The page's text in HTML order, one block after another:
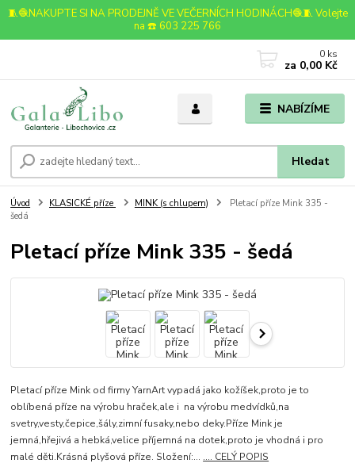
🧵🧶NAKUPTE SI NA PRODEJNĚ VE VEČERNÍCH HODINÁCH🧶🧵 Volejte
na ☎️ 603 225 766
NABÍZÍME
Hledat
0 ks
za 0,00 Kč
Úvod KLASICKÉ příze MINK (s chlupem)
Pletací příze Mink 335 -
šedá
Pletací příze Mink 335 - šedá
Pletací příze Mink od firmy YarnArt vypadá jako kožíšek,proto je to
oblíbená příze na výrobu hraček,ale i na výrobu medvídků,na
svetry,vesty,čepice,šály,zimní fusaky,nebo deky.Příze Mink je
jemná,hřejivá a hebká,velice příjemná na dotek,proto je vhodná i pro
malé děti.Krásná plyšová příze. Složení:... .... CELÝ POPIS